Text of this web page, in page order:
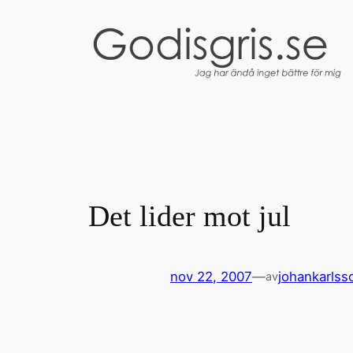
Det lider mot jul
nov 22, 2007—av